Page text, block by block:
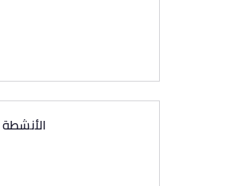
الأنشطة